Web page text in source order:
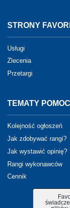
STRONY
Usługi
Zlecenia
Przetargi
TEMATY
Kolejność ogłoszeń
Jak zdobywać rangi?
Jak wystawić opinię?
Rangi wykonawców
Cennik